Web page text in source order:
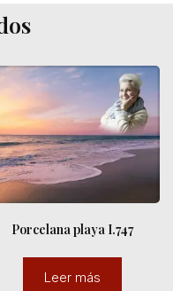
Porcelana playa I.747
Leer más